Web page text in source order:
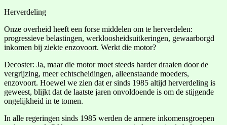
Herverdeling
Onze overheid heeft een forse middelen om te herverdelen:
progressieve belastingen, werkloosheidsuitkeringen, gewaarborgd
inkomen bij ziekte enzovoort. Werkt die motor?
Decoster: Ja, maar die motor moet steeds harder draaien door de
vergrijzing, meer echtscheidingen, alleenstaande moeders,
enzovoort. Hoewel we zien dat er sinds 1985 altijd herverdeling is
geweest, blijkt dat de laatste jaren onvoldoende is om de stijgende
ongelijkheid in te tomen.
In alle regeringen sinds 1985 werden de armere inkomensgroepen